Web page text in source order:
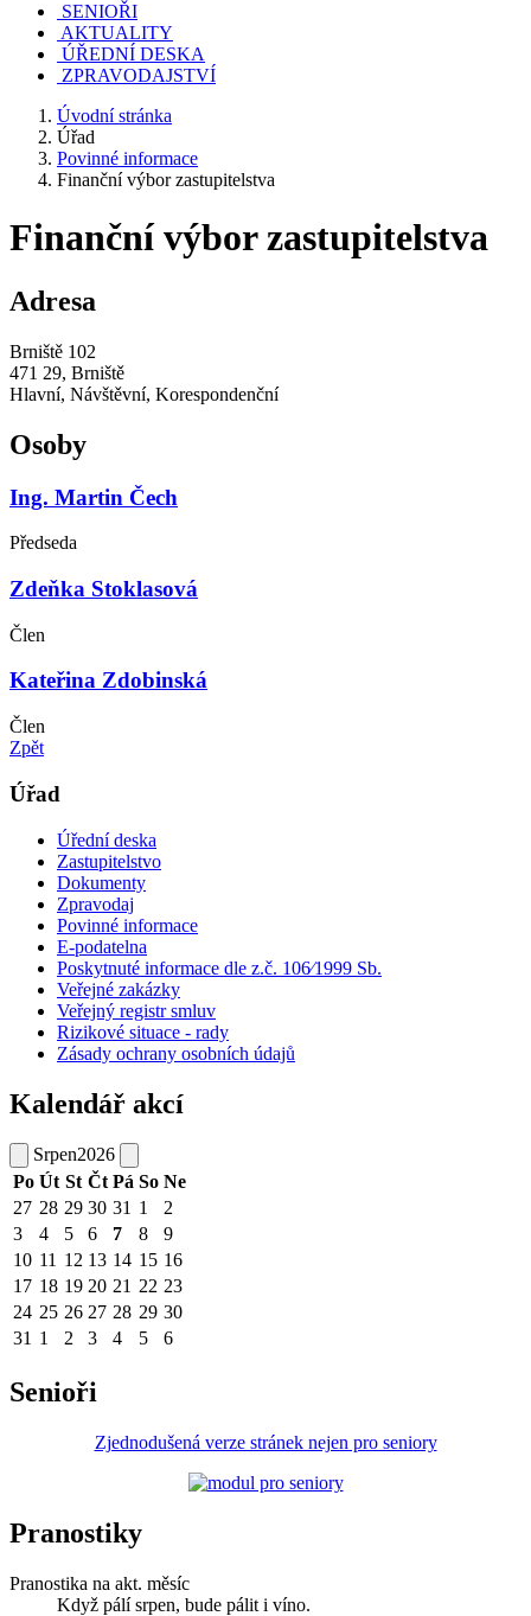
SENIOŘI
AKTUALITY
ÚŘEDNÍ DESKA
ZPRAVODAJSTVÍ
Úvodní stránka
Úřad
Povinné informace
Finanční výbor zastupitelstva
Finanční výbor zastupitelstva
Adresa
Brniště 102
471 29, Brniště
Hlavní, Návštěvní, Korespondenční
Osoby
Ing. Martin Čech
Předseda
Zdeňka Stoklasová
Člen
Kateřina Zdobinská
Člen
Zpět
Úřad
Úřední deska
Zastupitelstvo
Dokumenty
Zpravodaj
Povinné informace
E-podatelna
Poskytnuté informace dle z.č. 106⁄1999 Sb.
Veřejné zakázky
Veřejný registr smluv
Rizikové situace - rady
Zásady ochrany osobních údajů
Kalendář akcí
Srpen2026
Po Út St Čt Pá So Ne
27 28 29 30 31 1
2
3
4 5 6 7 8
9
10 11 12 13 14 15 16
17 18 19 20 21 22 23
24 25 26 27 28 29 30
31 1 2 3 4 5 6
Senioři
Zjednodušená verze stránek nejen pro seniory
Pranostiky
Pranostika na akt. měsíc
Když pálí srpen, bude pálit i víno.